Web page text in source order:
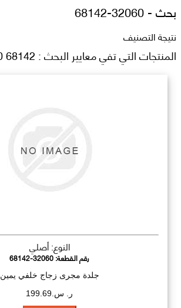
بحث -68142-32060
نتيجة التصنيف
المنتجات التي تفي معايير البحث : 68142 32060
النوع: أصلي
رقم القطعة:68142-32060
جلدة مجرى زجاج خلفي يمين
ر. س.199.69